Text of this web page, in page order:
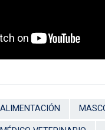
ALIMENTACIÓN